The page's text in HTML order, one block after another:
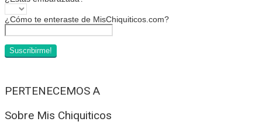
¿Cómo te enteraste de MisChiquiticos.com?
PERTENECEMOS A
Sobre Mis Chiquiticos